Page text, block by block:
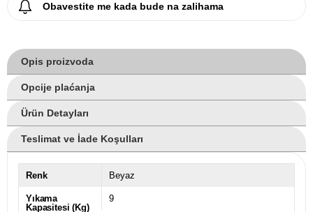
Obavestite me kada bude na zalihama
Opis proizvoda
Opcije plaćanja
Ürün Detayları
Teslimat ve İade Koşulları
Renk Beyaz
Yıkama
Kapasitesi (Kg)
9